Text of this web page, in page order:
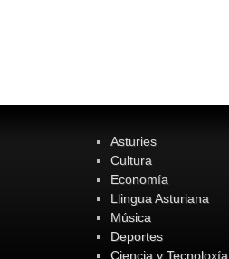
Asturies
Cultura
Economía
Llingua Asturiana
Música
Deportes
Ciencia y Tecnoloxía